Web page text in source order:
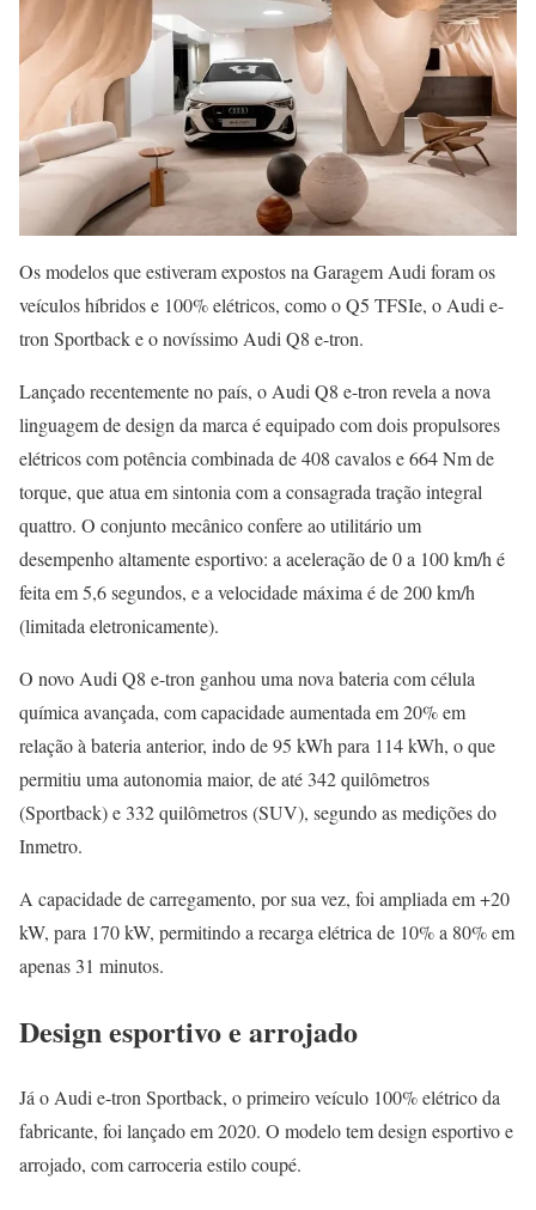
Os modelos que estiveram expostos na Garagem Audi foram os
veículos híbridos e 100% elétricos, como o Q5 TFSIe, o Audi e-
tron Sportback e o novíssimo Audi Q8 e-tron.
Lançado recentemente no país, o Audi Q8 e-tron revela a nova
linguagem de design da marca é equipado com dois propulsores
elétricos com potência combinada de 408 cavalos e 664 Nm de
torque, que atua em sintonia com a consagrada tração integral
quattro. O conjunto mecânico confere ao utilitário um
desempenho altamente esportivo: a aceleração de 0 a 100 km/h é
feita em 5,6 segundos, e a velocidade máxima é de 200 km/h
(limitada eletronicamente).
O novo Audi Q8 e-tron ganhou uma nova bateria com célula
química avançada, com capacidade aumentada em 20% em
relação à bateria anterior, indo de 95 kWh para 114 kWh, o que
permitiu uma autonomia maior, de até 342 quilômetros
(Sportback) e 332 quilômetros (SUV), segundo as medições do
Inmetro.
A capacidade de carregamento, por sua vez, foi ampliada em +20
kW, para 170 kW, permitindo a recarga elétrica de 10% a 80% em
apenas 31 minutos.
Design esportivo e arrojado
Já o Audi e-tron Sportback, o primeiro veículo 100% elétrico da
fabricante, foi lançado em 2020. O modelo tem design esportivo e
arrojado, com carroceria estilo coupé.